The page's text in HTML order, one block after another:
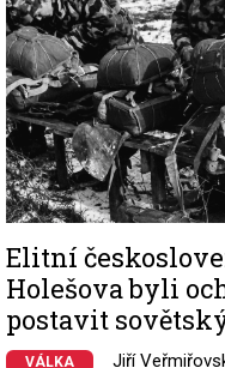
Elitní
Holešova byli
postavit
VÁLKA Jiří